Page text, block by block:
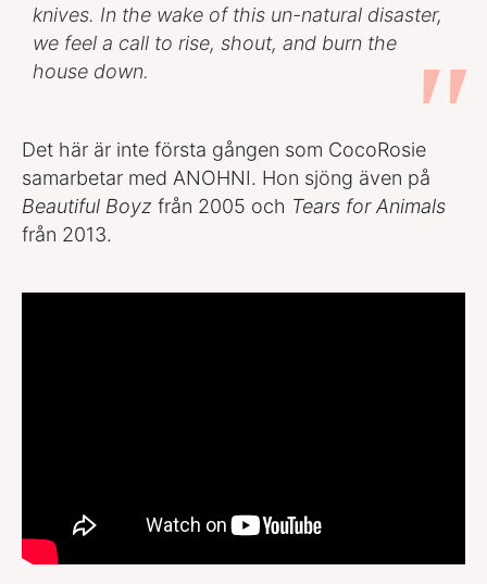
knives. In the wake of this un-natural disaster,
we feel a call to rise, shout, and burn the
house down.
Det här är inte första gången som CocoRosie
samarbetar med ANOHNI. Hon sjöng även på
Beautiful Boyz från 2005 och Tears for Animals
från 2013.